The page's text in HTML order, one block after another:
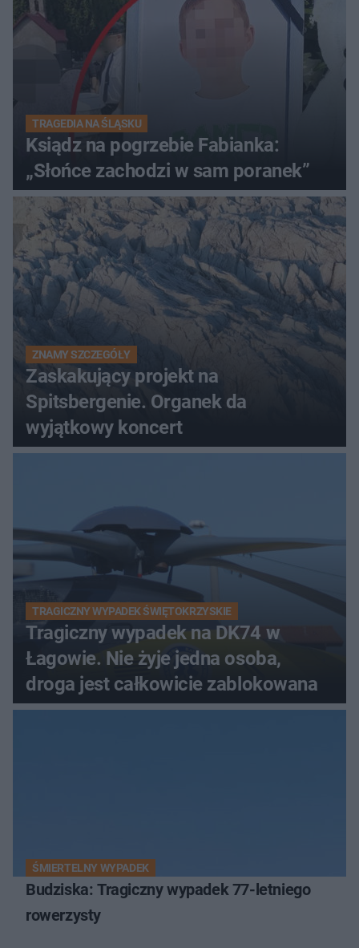
TRAGEDIA NA ŚLĄSKU
Ksiądz na pogrzebie Fabianka:
„Słońce zachodzi w sam poranek”
ZNAMY SZCZEGÓŁY
Zaskakujący projekt na
Spitsbergenie. Organek da
wyjątkowy koncert
TRAGICZNY WYPADEK ŚWIĘTOKRZYSKIE
Tragiczny wypadek na DK74 w
Łagowie. Nie żyje jedna osoba,
droga jest całkowicie zablokowana
ŚMIERTELNY WYPADEK
Budziska: Tragiczny wypadek 77-letniego
rowerzysty